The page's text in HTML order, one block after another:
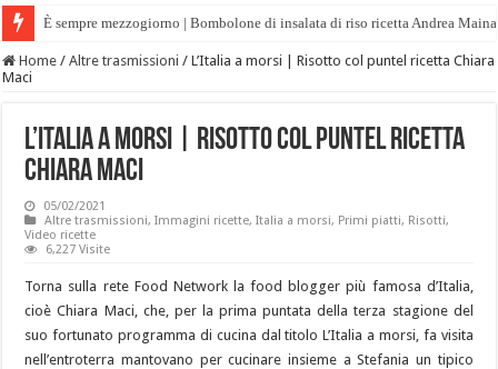
È sempre mezzogiorno | Bombolone di insalata di riso ricetta Andrea
Home / Altre trasmissioni / L’Italia a morsi | Risotto col puntel ricetta Chiara
Maci
L’Italia a morsi | Risotto col puntel ricetta
Chiara Maci
05/02/2021
Altre trasmissioni,Immagini ricette,Italia a morsi, Primi piatti, Risotti,
Video ricette
6,227 Visite
Torna sulla rete Food Network la food blogger più famosa d’Italia,
cioè Chiara Maci, che, per la prima puntata della terza stagione del
suo fortunato programma di cucina dal titolo L’Italia a morsi, fa visita
nell’entroterra mantovano per cucinare insieme a Stefania un tipico